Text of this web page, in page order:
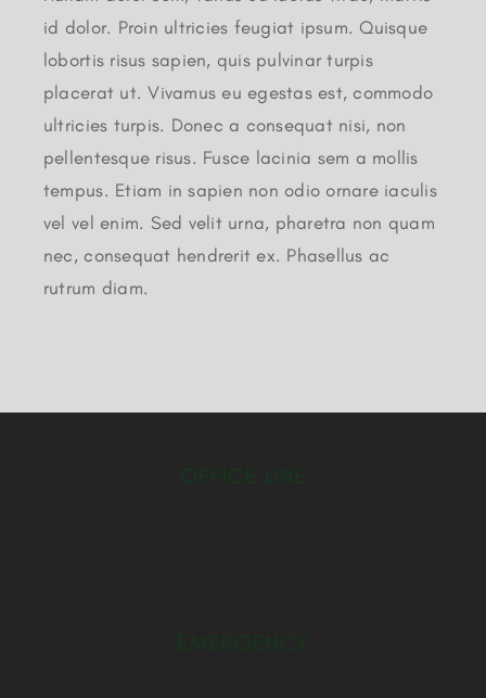
id dolor. Proin ultricies feugiat ipsum. Quisque
lobortis risus sapien, quis pulvinar turpis
placerat ut. Vivamus eu egestas est, commodo
ultricies turpis. Donec a consequat nisi, non
pellentesque risus. Fusce lacinia sem a mollis
tempus. Etiam in sapien non odio ornare iaculis
vel vel enim. Sed velit urna, pharetra non quam
nec, consequat hendrerit ex. Phasellus ac
rutrum diam.